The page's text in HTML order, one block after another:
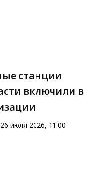
станции
включили в
26 июля 2026, 11:00